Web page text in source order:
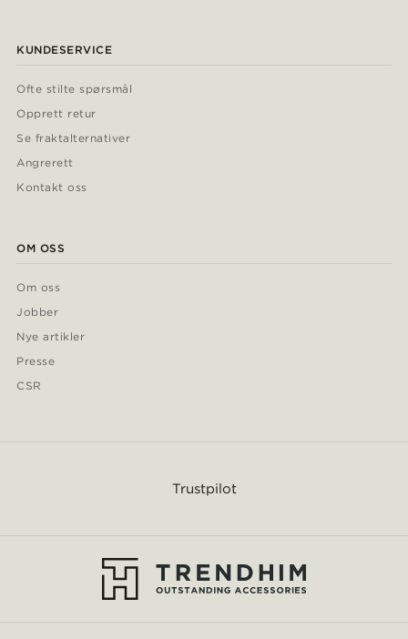
KUNDESERVICE
Ofte stilte spørsmål
Opprett retur
Se fraktalternativer
Angrerett
Kontakt oss
OM OSS
Om oss
Jobber
Nye artikler
Presse
CSR
Trustpilot